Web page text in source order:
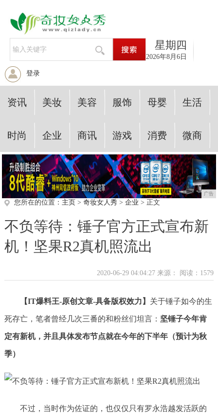
星期四
2026年8月6日
登录
资讯 美妆 美容 服饰 母婴 生活
时尚 企业 商讯 游戏 消费 微商
广告
您所在的位置： 主页 > 奇妆女人秀 > 企业 > 正文
不负等待：锤子官方正式宣布新
机！坚果R2真机照流出
2020-06-29 04:04:27 来源： 阅读：1579
【IT爆料王-原创文章-具备版权效力】 关于锤子如今的生
死存亡，笔者曾经几次三番的和粉丝们坦言： 坚锤子今年肯
定有新机，并且具体发布节点就在今年的下半年（预计为秋
季）
不过，当时作为佐证的，也仅仅只有罗永浩越发活跃的